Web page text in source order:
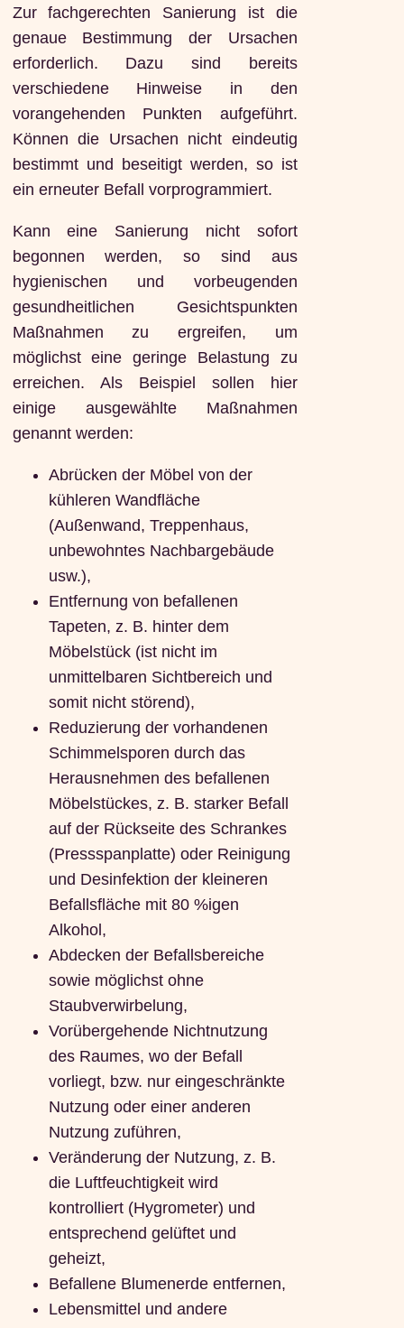
Zur fachgerechten Sanierung ist die
genaue Bestimmung der Ursachen
erforderlich. Dazu sind bereits
verschiedene Hinweise in den
vorangehenden Punkten aufgeführt.
Können die Ursachen nicht eindeutig
bestimmt und beseitigt werden, so ist
ein erneuter Befall vorprogrammiert.
Kann eine Sanierung nicht sofort
begonnen werden, so sind aus
hygienischen und vorbeugenden
gesundheitlichen Gesichtspunkten
Maßnahmen zu ergreifen, um
möglichst eine geringe Belastung zu
erreichen. Als Beispiel sollen hier
einige ausgewählte Maßnahmen
genannt werden:
Abrücken der Möbel von der
kühleren Wandfläche
(Außenwand, Treppenhaus,
unbewohntes Nachbargebäude
usw.),
Entfernung von befallenen
Tapeten, z. B. hinter dem
Möbelstück (ist nicht im
unmittelbaren Sichtbereich und
somit nicht störend),
Reduzierung der vorhandenen
Schimmelsporen durch das
Herausnehmen des befallenen
Möbelstückes, z. B. starker Befall
auf der Rückseite des Schrankes
(Pressspanplatte) oder Reinigung
und Desinfektion der kleineren
Befallsfläche mit 80 %igen
Alkohol,
Abdecken der Befallsbereiche
sowie möglichst ohne
Staubverwirbelung,
Vorübergehende Nichtnutzung
des Raumes, wo der Befall
vorliegt, bzw. nur eingeschränkte
Nutzung oder einer anderen
Nutzung zuführen,
Veränderung der Nutzung, z. B.
die Luftfeuchtigkeit wird
kontrolliert (Hygrometer) und
entsprechend gelüftet und
geheizt,
Befallene Blumenerde entfernen,
Lebensmittel und andere